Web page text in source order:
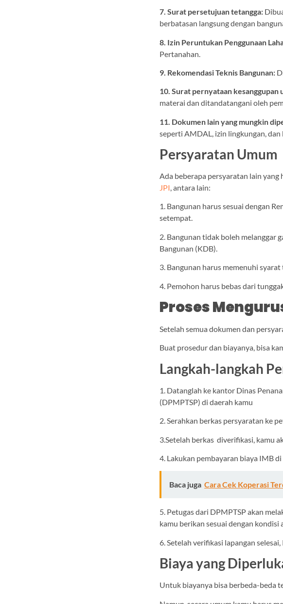
7. Surat persetujuan tetangga:
berbatasan langsung dengan
8. Izin Peruntukan Penggunaan
Pertanahan.
9. Rekomendasi Teknis Bangunan:
10. Surat pernyataan
materai dan ditandatangani oleh
11. Dokumen lain yang mungkin
seperti AMDAL, izin lingkungan, dan
Persyaratan Umum
Ada beberapa persyaratan lain
JPI, antara lain:
1. Bangunan harus sesuai dengan
setempat.
2. Bangunan tidak boleh melanggar
Bangunan (KDB).
3. Bangunan harus memenuhi
4. Pemohon harus bebas dari
Proses
Setelah semua dokumen dan
Buat prosedur dan biayanya, bisa
Langkah-langkah
1. Datanglah ke kantor Dinas
(DPMPTSP) di daerah kamu
2. Serahkan berkas persyaratan ke
3.Setelah berkas diverifikasi, kamu
4. Lakukan pembayaran biaya IMB
Baca juga Cara Cek Koperasi
5. Petugas dari DPMPTSP akan
kamu berikan sesuai dengan kondisi
6. Setelah verifikasi lapangan
Biaya yang
Untuk biayanya bisa berbeda-beda